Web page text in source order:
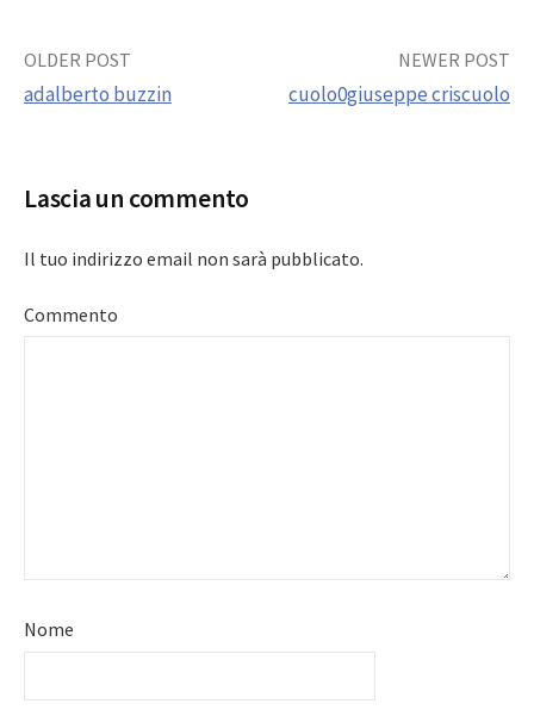
Post
OLDER POST
adalberto buzzin
NEWER POST
cuolo0giuseppe criscuolo
Lascia un commento
Il tuo indirizzo email non sarà pubblicato.
Commento
Nome